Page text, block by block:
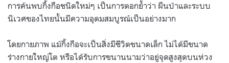
การค้นพบกิ้งกือชนิดใหม่ๆ เป็นการตอกย้ำว่า ผืนป่าและระบบ
นิเวศของไทยนั้นมีความอุดมสมบูรณ์เป็นอย่างมาก
โดยกายภาพ แม้กิ้งกือจะเป็นสิ่งมีชีวิตขนาดเล็ก ไม่ได้มีขนาด
ร่างกายใหญ่โต หรือได้รับการขนานนามว่าอยู่จุดสูงสุดบนห่วง